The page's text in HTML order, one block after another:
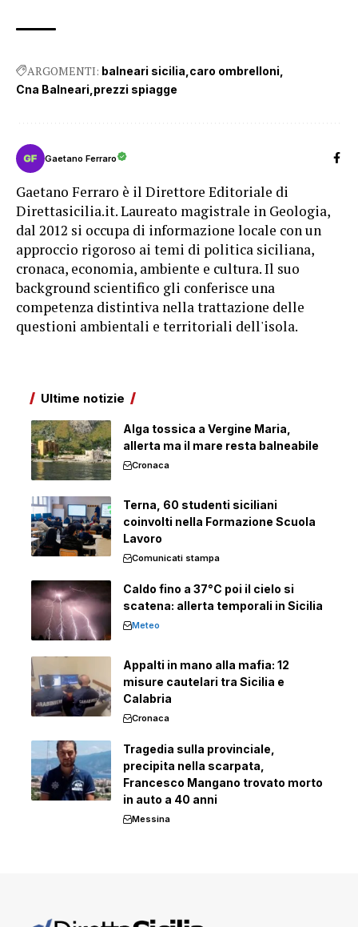
ARGOMENTI: balneari sicilia caro ombrelloni
Cna Balneari prezzi spiagge
Gaetano Ferraro
Gaetano Ferraro è il Direttore Editoriale di
Direttasicilia.it. Laureato magistrale in Geologia,
dal 2012 si occupa di informazione locale con un
approccio rigoroso ai temi di politica siciliana,
cronaca, economia, ambiente e cultura. Il suo
background scientifico gli conferisce una
competenza distintiva nella trattazione delle
questioni ambientali e territoriali dell'isola.
Ultime notizie
Alga tossica a Vergine Maria,
allerta ma il mare resta balneabile
Cronaca
Terna, 60 studenti siciliani
coinvolti nella Formazione Scuola
Lavoro
Comunicati stampa
Caldo fino a 37°C poi il cielo si
scatena: allerta temporali in Sicilia
Meteo
Appalti in mano alla mafia: 12
misure cautelari tra Sicilia e
Calabria
Cronaca
Tragedia sulla provinciale,
precipita nella scarpata,
Francesco Mangano trovato morto
in auto a 40 anni
Messina